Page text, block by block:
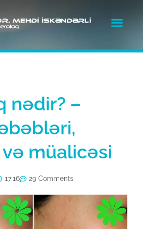
nədir? –
müalicəsi
17:16 29 Comments